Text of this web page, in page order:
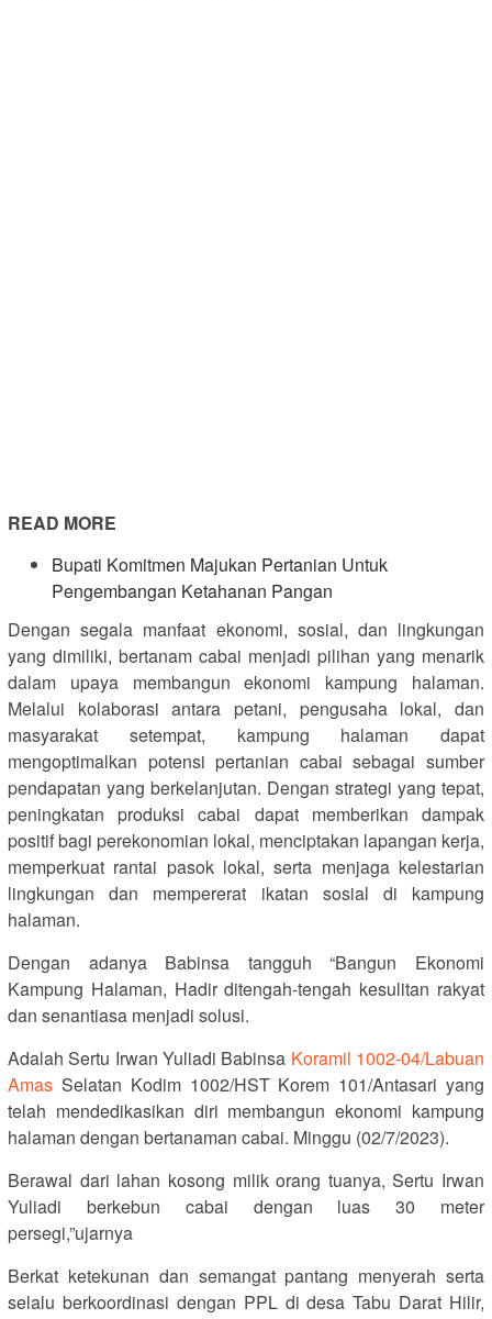
READ MORE
Bupati Komitmen Majukan Pertanian Untuk
Pengembangan Ketahanan Pangan
Dengan segala manfaat ekonomi, sosial, dan lingkungan
yang dimiliki, bertanam cabai menjadi pilihan yang menarik
dalam upaya membangun ekonomi kampung halaman.
Melalui kolaborasi antara petani, pengusaha lokal, dan
masyarakat setempat, kampung halaman dapat
mengoptimalkan potensi pertanian cabai sebagai sumber
pendapatan yang berkelanjutan. Dengan strategi yang tepat,
peningkatan produksi cabai dapat memberikan dampak
positif bagi perekonomian lokal, menciptakan lapangan kerja,
memperkuat rantai pasok lokal, serta menjaga kelestarian
lingkungan dan mempererat ikatan sosial di kampung
halaman.
Dengan adanya Babinsa tangguh “Bangun Ekonomi
Kampung Halaman, Hadir ditengah-tengah kesulitan rakyat
dan senantiasa menjadi solusi.
Adalah Sertu Irwan Yuliadi Babinsa Koramil 1002-04/Labuan
Amas Selatan Kodim 1002/HST Korem 101/Antasari yang
telah mendedikasikan diri membangun ekonomi kampung
halaman dengan bertanaman cabai. Minggu (02/7/2023).
Berawal dari lahan kosong milik orang tuanya, Sertu Irwan
Yuliadi berkebun cabai dengan luas 30 meter
persegi,”ujarnya
Berkat ketekunan dan semangat pantang menyerah serta
selalu berkoordinasi dengan PPL di desa Tabu Darat Hilir,